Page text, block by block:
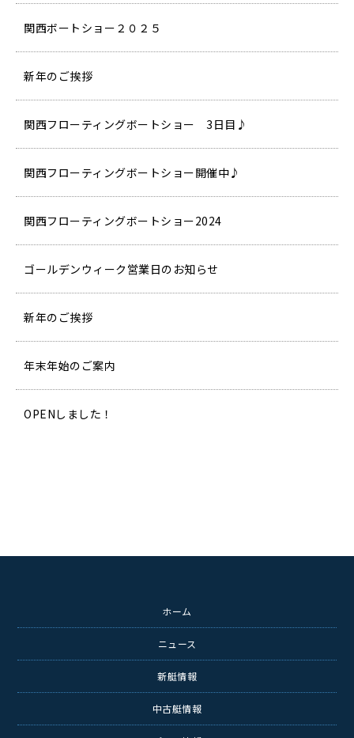
関西ボートショー２０２５
新年のご挨拶
関西フローティングボートショー 3日目♪
関西フローティングボートショー開催中♪
関西フローティングボートショー2024
ゴールデンウィーク営業日のお知らせ
新年のご挨拶
年末年始のご案内
OPENしました！
ホーム
ニュース
新艇情報
中古艇情報